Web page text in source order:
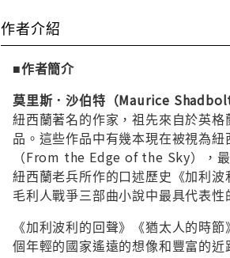
作者介紹
■作者簡介
莫里斯．沙伯特（Maurice
紐西蘭著名的作家，祖先來自於英
品。這些作品中有幾本現在被視為
（From the Edge of the Sky），
紐西蘭老兵所作的口述歷史《加利
毛利人戰爭三部曲小說中最具代表
《加利波利的回聲》《猶太人的時
個年輕的國家遙遠的想像和豐富的